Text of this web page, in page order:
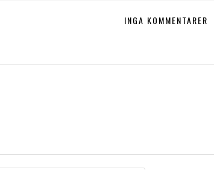
INGA KOMMENTARER